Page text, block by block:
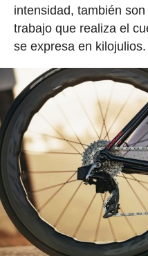
intensidad, también
trabajo que realiza el
se expresa en kilojulios.